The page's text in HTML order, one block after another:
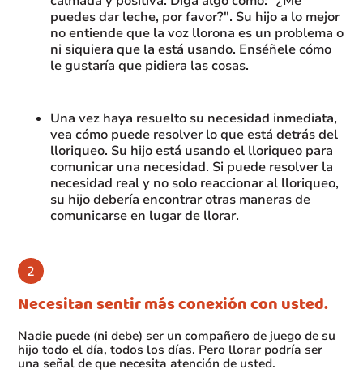
puedes dar leche, por favor?". Su hijo a lo mejor
no entiende que la voz llorona es un problema o
ni siquiera que la está usando. Enséñele cómo
le gustaría que pidiera las cosas.
Una vez haya resuelto su necesidad inmediata,
vea cómo puede resolver lo que está detrás del
lloriqueo. Su hijo está usando el lloriqueo para
comunicar una necesidad. Si puede resolver la
necesidad real y no solo reaccionar al lloriqueo,
su hijo debería encontrar otras maneras de
comunicarse en lugar de llorar.
Necesitan sentir más conexión con usted.
Nadie puede (ni debe) ser un compañero de juego de su
hijo todo el día, todos los días. Pero llorar podría ser
una señal de que necesita atención de usted.